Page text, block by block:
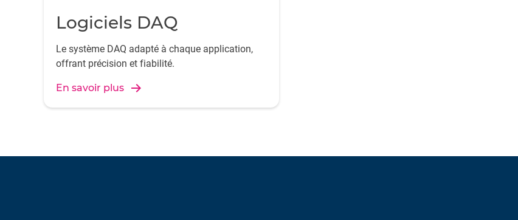
Logiciels DAQ
Le système DAQ adapté à chaque application,
offrant précision et fiabilité.
En savoir plus